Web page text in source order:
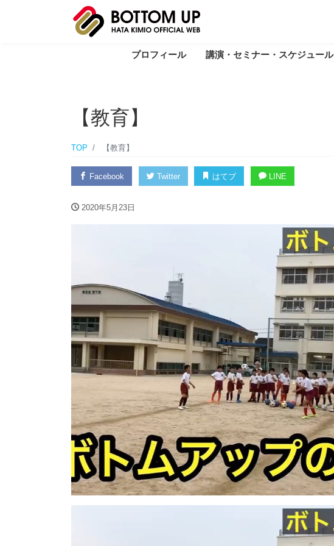
プロフィール 講演・セミナー・スケジュール
【教育】
TOP 【教育】
Facebook Twitter はてブ LINE
2020年5月23日